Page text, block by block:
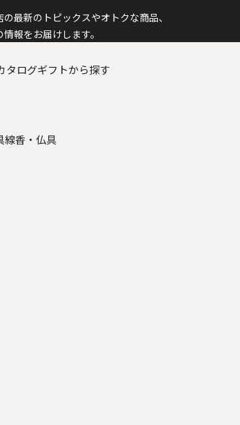
最新のトピックスやオトクな商品、
報をお届けします。
タログギフトから探す
線香・仏具